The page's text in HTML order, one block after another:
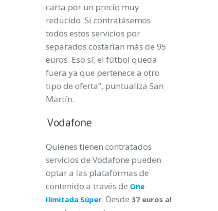
carta por un precio muy
reducido. Si contratásemos
todos estos servicios por
separados costarían más de 95
euros. Eso sí, el fútbol queda
fuera ya que pertenece a otro
tipo de oferta”, puntualiza San
Martín.
Vodafone
Quienes tienen contratados
servicios de Vodafone pueden
optar a las plataformas de
contenido a través de One
Ilimitada Súper. Desde 37 euros al